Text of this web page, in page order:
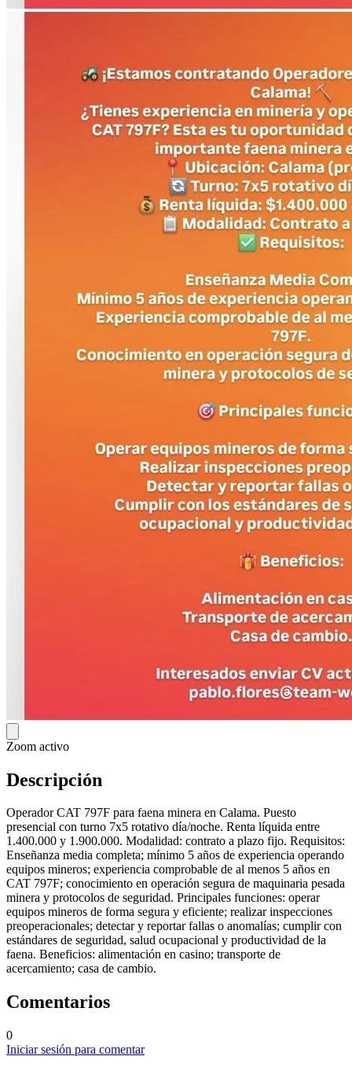
Zoom activo
Descripción
Operador CAT 797F para faena minera en Calama. Puesto
presencial con turno 7x5 rotativo día/noche. Renta líquida entre
1.400.000 y 1.900.000. Modalidad: contrato a plazo fijo. Requisitos:
Enseñanza media completa; mínimo 5 años de experiencia operando
equipos mineros; experiencia comprobable de al menos 5 años en
CAT 797F; conocimiento en operación segura de maquinaria pesada
minera y protocolos de seguridad. Principales funciones: operar
equipos mineros de forma segura y eficiente; realizar inspecciones
preoperacionales; detectar y reportar fallas o anomalías; cumplir con
estándares de seguridad, salud ocupacional y productividad de la
faena. Beneficios: alimentación en casino; transporte de
acercamiento; casa de cambio.
Comentarios
0
Iniciar sesión para comentar